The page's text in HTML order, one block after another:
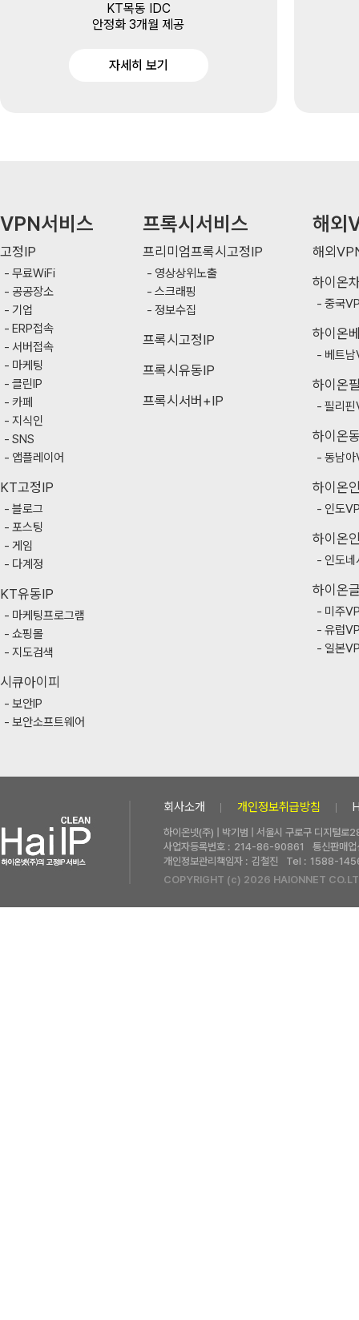
KT목동 IDC
안정화 3개월 제공
자세히 보기
VPN서비스
고정IP
무료WiFi
공공장소
기업
ERP접속
서버접속
마케팅
클린IP
카페
지식인
SNS
앱플레이어
KT고정IP
블로그
포스팅
게임
다계정
KT유동IP
마케팅프로그램
쇼핑몰
지도검색
시큐아이피
보안IP
보안소프트웨어
프록시서비스
프리미엄프록시고정IP
영상상위노출
스크래핑
정보수집
프록시고정IP
프록시유동IP
프록시서버+IP
해외
해외
하이온
중국
하이온
베트
하이온
필리
하이온
동남
하이온
인도
하이온
인도
하이온
미주
유럽
일본
회사소개 개인정보취급방침
하이온넷(주) | 박기범 | 서울시 구로구 디지털
사업자등록번호 : 214-86-90861
통신판매
개인정보관리책임자 : 김철진 Tel : 1588-
COPYRIGHT (c) 2026 HAIONNET